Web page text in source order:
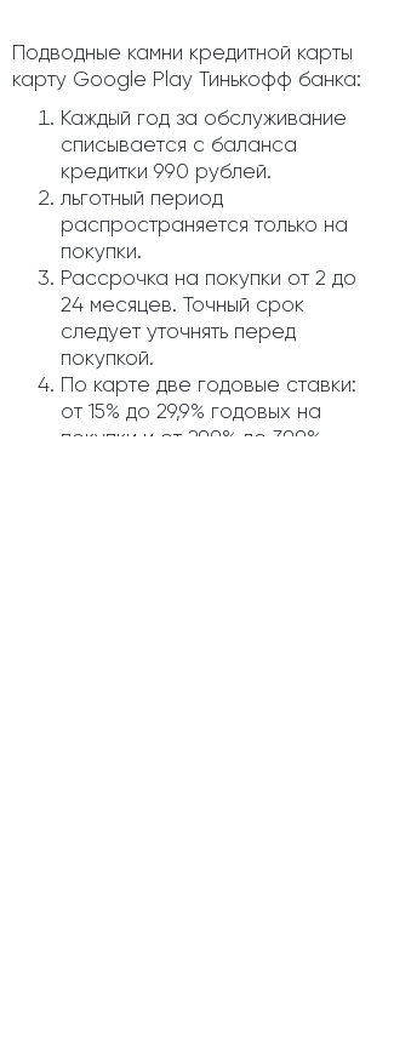
Подводные камни кредитной карты
карту Google Play Тинькофф банка:
Каждый год за обслуживание
списывается с баланса
кредитки 990 рублей.
льготный период
распространяется только на
покупки.
Рассрочка на покупки от 2 до
24 месяцев. Точный срок
следует уточнять перед
покупкой.
По карте две годовые ставки:
от 15% до 29,9% годовых на
покупки и от 29,9% до 39,9%